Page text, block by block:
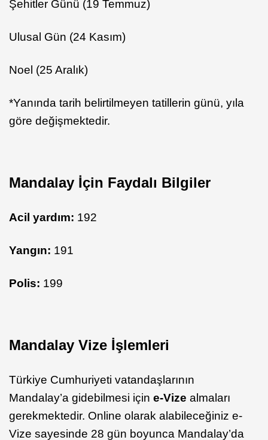
Şehitler Günü (19 Temmuz)
Ulusal Gün (24 Kasım)
Noel (25 Aralık)
*Yanında tarih belirtilmeyen tatillerin günü, yıla
göre değişmektedir.
Mandalay İçin Faydalı Bilgiler
Acil yardım: 192
Yangın: 191
Polis: 199
Mandalay Vize İşlemleri
Türkiye Cumhuriyeti vatandaşlarının
Mandalay’a gidebilmesi için e-Vize almaları
gerekmektedir. Online olarak alabileceğiniz e-
Vize sayesinde 28 gün boyunca Mandalay’da